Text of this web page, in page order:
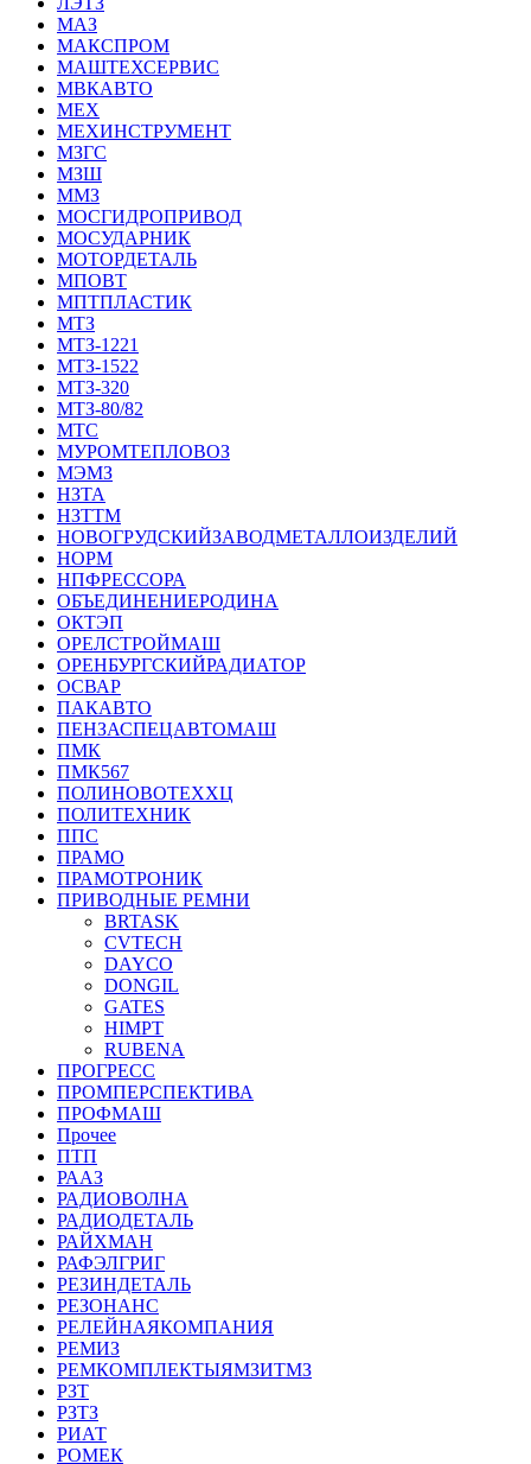
МАЗ
МАКСПРОМ
МАШТЕХСЕРВИС
МВКАВТО
МЕХ
МЕХИНСТРУМЕНТ
МЗГС
МЗШ
ММЗ
МОСГИДРОПРИВОД
МОСУДАРНИК
МОТОРДЕТАЛЬ
МПОВТ
МПТПЛАСТИК
МТЗ
МТЗ-1221
МТЗ-1522
МТЗ-320
МТЗ-80/82
МТС
МУРОМТЕПЛОВОЗ
МЭМЗ
НЗТА
НЗТТМ
НОВОГРУДСКИЙЗАВОДМЕТАЛЛОИЗДЕЛИЙ
НОРМ
НПФРЕССОРА
ОБЪЕДИНЕНИЕРОДИНА
ОКТЭП
ОРЕЛСТРОЙМАШ
ОРЕНБУРГСКИЙРАДИАТОР
ОСВАР
ПАКАВТО
ПЕНЗАСПЕЦАВТОМАШ
ПМК
ПМК567
ПОЛИНОВОТЕХХЦ
ПОЛИТЕХНИК
ППС
ПРАМО
ПРАМОТРОНИК
ПРИВОДНЫЕ РЕМНИ
BRTASK
CVTECH
DAYCO
DONGIL
GATES
HIMPT
RUBENA
ПРОГРЕСС
ПРОМПЕРСПЕКТИВА
ПРОФМАШ
Прочее
ПТП
РААЗ
РАДИОВОЛНА
РАДИОДЕТАЛЬ
РАЙХМАН
РАФЭЛГРИГ
РЕЗИНДЕТАЛЬ
РЕЗОНАНС
РЕЛЕЙНАЯКОМПАНИЯ
РЕМИЗ
РЕМКОМПЛЕКТЫЯМЗИТМЗ
РЗТ
РЗТЗ
РИАТ
РОМЕК